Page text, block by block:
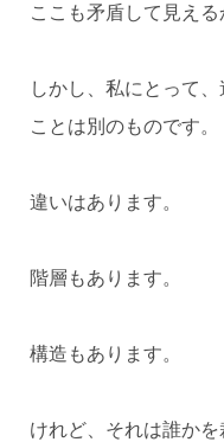
ここも矛盾して見える
しかし、私にとって
ことは別のものです。
違いはあります。
階層もあります。
構造もあります。
けれど、それは誰か